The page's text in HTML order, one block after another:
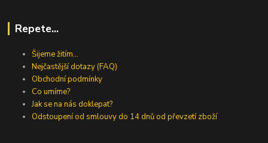
Repete...
Šijeme žitím...
Nejčastější dotazy (FAQ)
Obchodní podmínky
Co umíme?
Jak se na nás doklepat?
Odstoupení od smlouvy do 14 dnů od převzetí zboží